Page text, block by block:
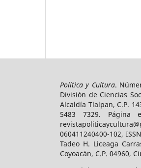
Política y Cultura.
División de Ciencias
Alcaldía Tlalpan, C.P.
5483 7329. Página
060411240400-102,
Tadeo H. Liceaga
Coyoacán, C.P. 04960,